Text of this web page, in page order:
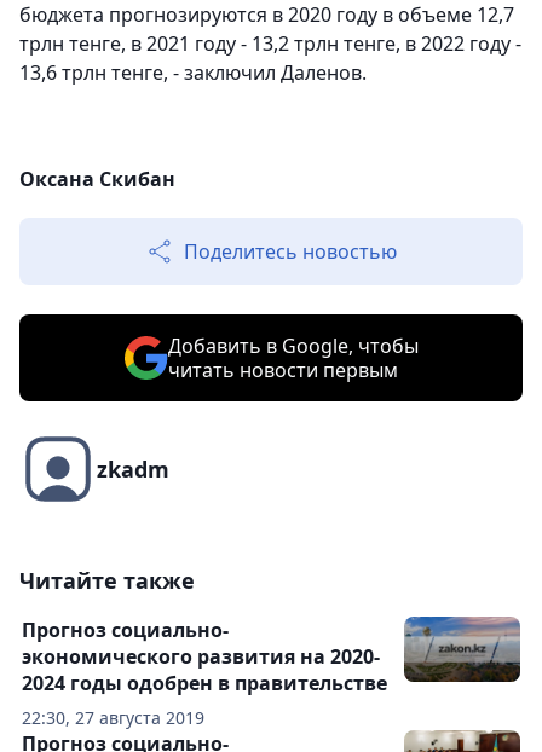
бюджета прогнозируются в 2020 году в объеме 12,7
трлн тенге, в 2021 году - 13,2 трлн тенге, в 2022 году -
13,6 трлн тенге, - заключил Даленов.
Оксана Скибан
Поделитесь новостью
Добавить в Google, чтобы
читать новости первым
zkadm
Читайте также
22:30, 27 августа 2019
Прогноз социально-
экономического развития на 2020-
2024 годы одобрен в правительстве
Прогноз социально-